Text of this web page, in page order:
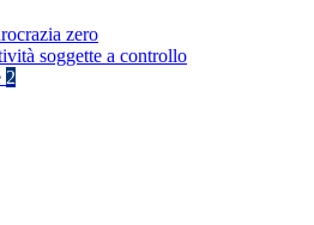
zero
soggette a controllo
2